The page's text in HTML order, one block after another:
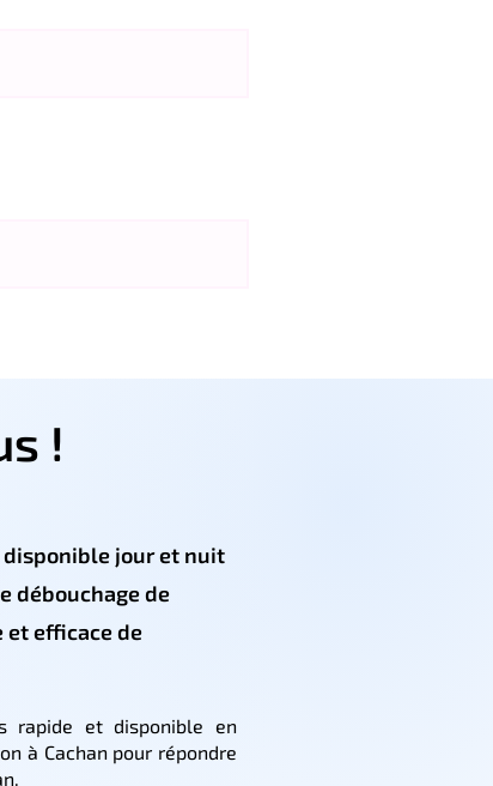
!
disponible jour et nuit
débouchage de
efficace de
rapide et disponible en
à Cachan pour répondre